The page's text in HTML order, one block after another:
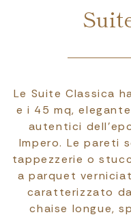
Le Suite Classica
e i 45 mq,
autentici
Impero. Le pareti
tappezzerie o
a parquet
caratterizzato
chaise longue,